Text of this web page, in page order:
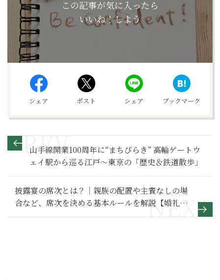
この記事が気に入ったら
いいね！しよう
シェア ポスト シェア ブックマーク
山手線開業100周年に“まちびらき” 高輪ゲートウ
ェイ駅から巡る江戸〜東京の「歴史＆鉄道散歩」
披露宴の席次とは？｜親族の配置や主賓なしの場
合など、席次を決める基本ルールを解説【婚礼の
作法】